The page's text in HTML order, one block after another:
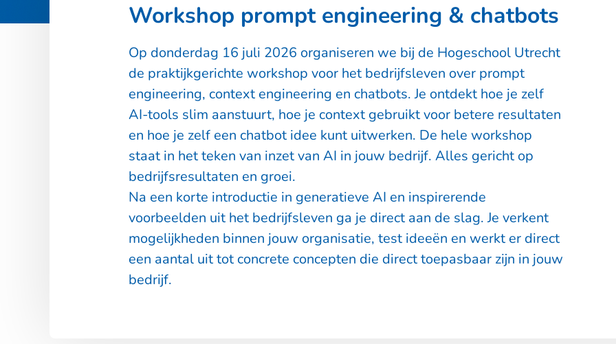
Workshop prompt engineering & chatbots
Op donderdag 16 juli 2026 organiseren we bij de Hogeschool Utrecht
de praktijkgerichte workshop voor het bedrijfsleven over prompt
engineering, context engineering en chatbots. Je ontdekt hoe je zelf
AI-tools slim aanstuurt, hoe je context gebruikt voor betere resultaten
en hoe je zelf een chatbot idee kunt uitwerken. De hele workshop
staat in het teken van inzet van AI in jouw bedrijf. Alles gericht op
bedrijfsresultaten en groei.
Na een korte introductie in generatieve AI en inspirerende
voorbeelden uit het bedrijfsleven ga je direct aan de slag. Je verkent
mogelijkheden binnen jouw organisatie, test ideeën en werkt er direct
een aantal uit tot concrete concepten die direct toepasbaar zijn in jouw
bedrijf.